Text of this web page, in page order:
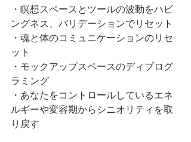
・瞑想スペースとツールの波動をハビ
ングネス、バリデーションでリセット
・魂と体のコミュニケーションのリセ
ット
・モックアップスペースのディプログ
ラミング
・あなたをコントロールしているエネ
ルギーや変容期からシニオリティを取
り戻す